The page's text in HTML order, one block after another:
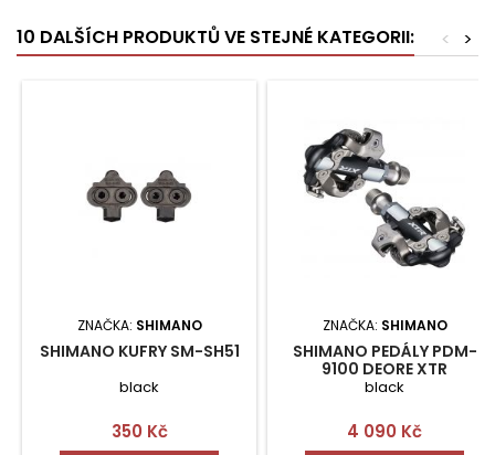
10 DALŠÍCH PRODUKTŮ VE STEJNÉ KATEGORII: >
<
ZNAČKA: SHIMANO
SHIMANO KUFRY SM-SH51
black
Cena
350 Kč
ZNAČKA: SHIMANO
SHIMANO PEDÁLY PDM-
9100 DEORE XTR
black
Cena
4 090 Kč